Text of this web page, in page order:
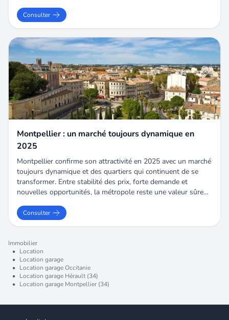
Immobilier
• Location
• Location garage
• Location garage Occitanie
• Location garage Hérault (34)
• Location garage Montpellier (34)
logements.
Consulter
Montpellier : un marché toujours dynamique en
2025
Montpellier confirme son attractivité en 2025 avec un marché
toujours dynamique et des quartiers qui continuent de se
transformer. Entre stabilité des prix, forte demande et
nouvelles opportunités, la métropole reste une valeur sûre
l’agence Alpaca Immobilier rejoint lesiteimmo.com et renforce
encore notre présence sur les secteurs Port Marianne, Richter
Consulter